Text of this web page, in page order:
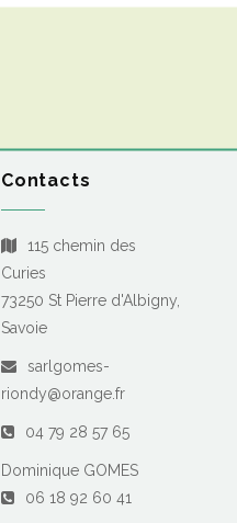
Contacts
115 chemin des
Curies
73250 St Pierre d'Albigny,
Savoie
sarlgomes-
riondy@orange.fr
04 79 28 57 65
Dominique GOMES
06 18 92 60 41